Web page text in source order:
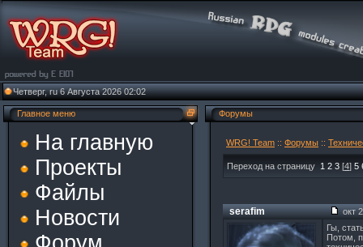
Четверг, ru 6 Августа 2026 02:02
Главное меню
На главную
Проекты
Файлы
Новости
Форумы
WRG! Team :: Форумы ::
Переход на страницу 1 2 3 [4] 5
serafim окт
Гы,
Потом,